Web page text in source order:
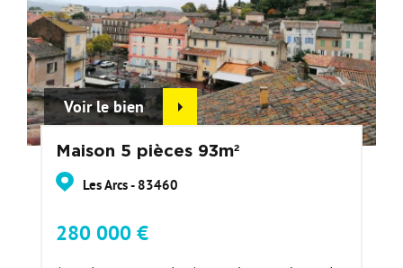
Voir le bien
Maison 5 pièces 93m²
Les Arcs - 83460
280 000 €